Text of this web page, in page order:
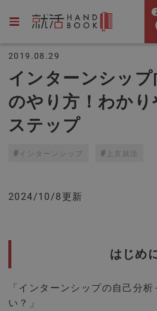
2019.08.29
インターンシッ
のやり方！わか
ステップ
インターンシップ 上京就活
2024/10/8更新
はじめ
「インターンシップの自己分
い？」